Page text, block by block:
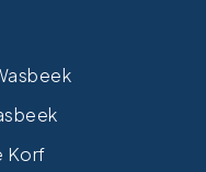
Korf